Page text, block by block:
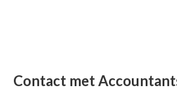
Contact met